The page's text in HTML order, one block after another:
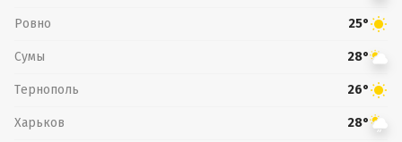
Ровно 25°
Сумы 28°
Тернополь 26°
Харьков 28°